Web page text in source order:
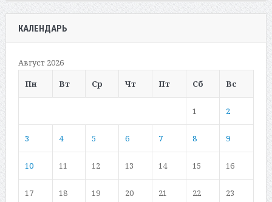
КАЛЕНДАРЬ
Август 2026
Пн
Вт Ср Чт Пт Сб Вс
1 2
3 4 5 6 7 8 9
10 11 12 13 14 15 16
17 18 19 20 21 22 23